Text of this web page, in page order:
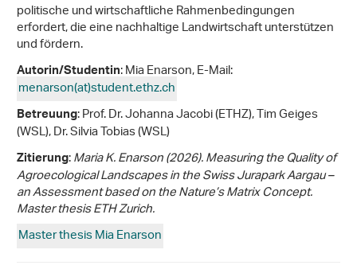
politische und wirtschaftliche Rahmenbedingungen
erfordert, die eine nachhaltige Landwirtschaft unterstützen
und fördern.
Autorin/Studentin: Mia Enarson, E-Mail:
menarson(at)student.ethz.ch
Betreuung: Prof. Dr. Johanna Jacobi (ETHZ), Tim Geiges
(WSL), Dr. Silvia Tobias (WSL)
Zitierung:Maria K. Enarson (2026).Measuring the Quality of
Agroecological Landscapes in the Swiss Jurapark Aargau –
an Assessment based on the Nature’s Matrix Concept.
Master thesis ETH Zurich.
Master thesis Mia Enarson